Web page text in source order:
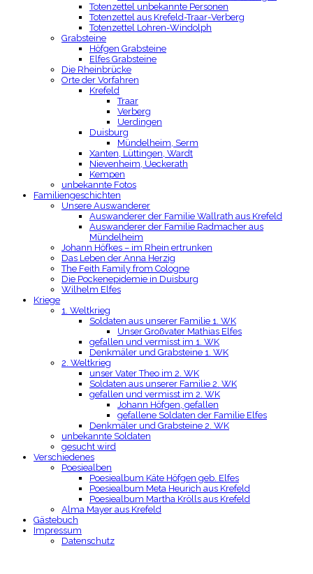
Totenzettel unbekannte Personen
Totenzettel aus Krefeld-Traar-Verberg
Totenzettel Lohren-Windolph
Grabsteine
Höfgen Grabsteine
Elfes Grabsteine
Die Rheinbrücke
Orte der Vorfahren
Krefeld
Traar
Verberg
Uerdingen
Duisburg
Mündelheim, Serm
Xanten, Lüttingen, Wardt
Nievenheim, Ueckerath
Kempen
unbekannte Fotos
Familiengeschichten
Unsere Auswanderer
Auswanderer der Familie Wallrath aus Krefeld
Auswanderer der Familie Radmacher aus
Mündelheim
Johann Höfkes – im Rhein ertrunken
Das Leben der Anna Herzig
The Feith Family from Cologne
Die Pockenepidemie in Duisburg
Wilhelm Elfes
Kriege
1. Weltkrieg
Soldaten aus unserer Familie 1. WK
Unser Großvater Mathias Elfes
gefallen und vermisst im 1. WK
Denkmäler und Grabsteine 1. WK
2. Weltkrieg
unser Vater Theo im 2. WK
Soldaten aus unserer Familie 2. WK
gefallen und vermisst im 2. WK
Johann Höfgen, gefallen
gefallene Soldaten der Familie Elfes
Denkmäler und Grabsteine 2. WK
unbekannte Soldaten
gesucht wird
Verschiedenes
Poesiealben
Poesiealbum Käte Höfgen geb. Elfes
Poesiealbum Meta Heurich aus Krefeld
Poesiealbum Martha Krölls aus Krefeld
Alma Mayer aus Krefeld
Gästebuch
Impressum
Datenschutz